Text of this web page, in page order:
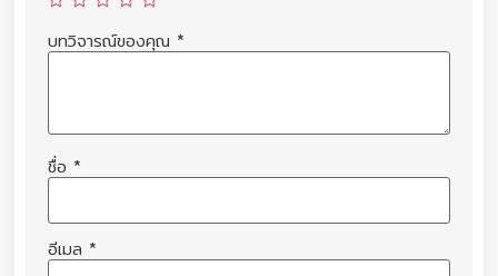
บทวิจารณ์ของคุณ *
ชื่อ *
อีเมล *